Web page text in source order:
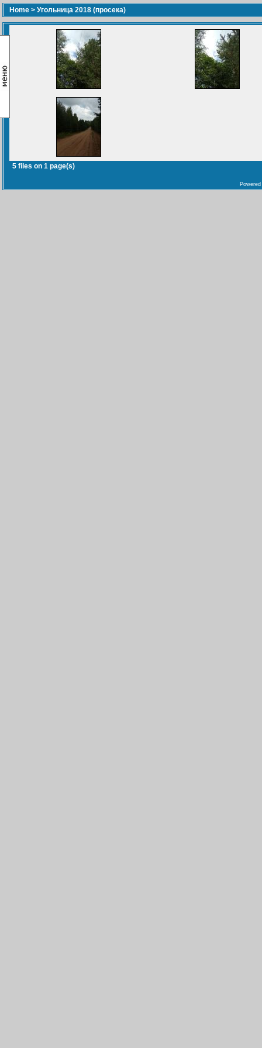
Home > Угольница 2018 (просека)
5 files on 1 page(s)